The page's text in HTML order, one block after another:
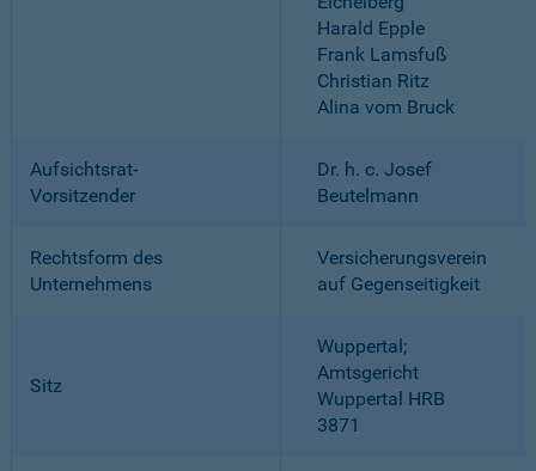
Harald Epple
Frank Lamsfuß
Christian Ritz
Alina vom Bruck
Aufsichtsrat-
Vorsitzender
Dr. h. c. Josef
Beutelmann
Rechtsform des
Unternehmens
Versicherungsverein
auf Gegenseitigkeit
Sitz
Wuppertal;
Amtsgericht
Wuppertal HRB
3871